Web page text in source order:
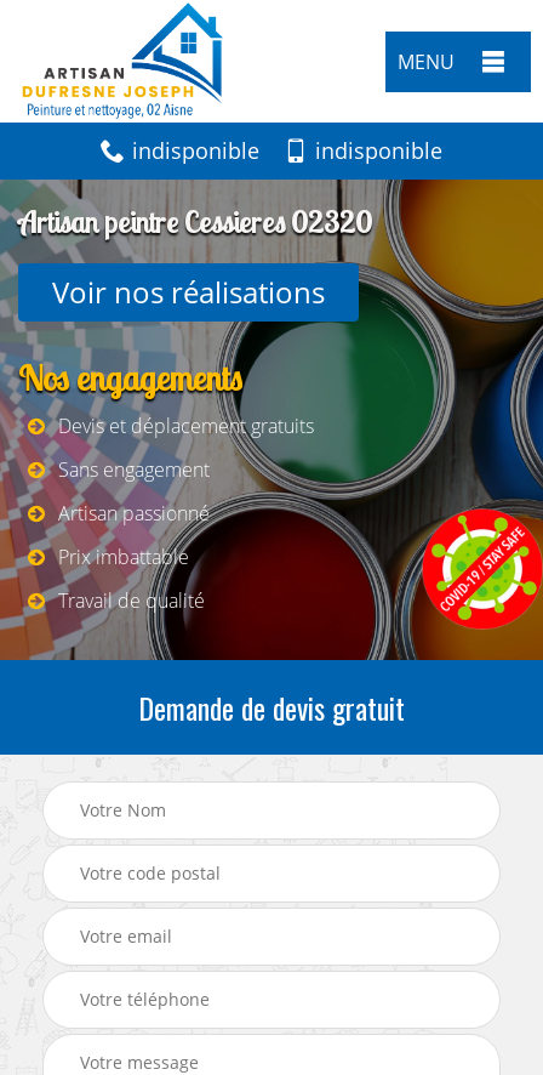
MENU
indisponible indisponible
Artisan peintre Cessieres 02320
Voir nos réalisations
Nos engagements
Devis et déplacement gratuits
Sans engagement
Artisan passionné
Prix imbattable
Travail de qualité
Demande de devis gratuit